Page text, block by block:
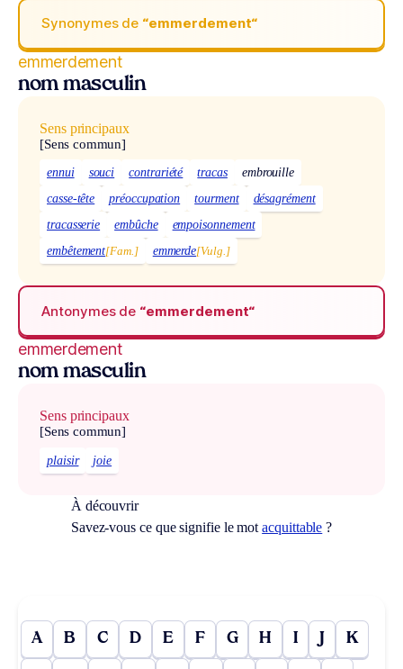
Synonymes de “emmerdement“
emmerdement
nom masculin
Sens principaux
[Sens commun]
ennui souci contrariété tracas
embrouille
casse-tête
préoccupation tourment
désagrément
tracasserie
embûche
empoisonnement
embêtement[Fam.] emmerde[Vulg.]
Antonymes de “emmerdement“
emmerdement
nom masculin
Sens principaux
[Sens commun]
plaisir joie
À découvrir
Savez-vous ce que signifie le motacquittable ?
A B C D E F G H I J K